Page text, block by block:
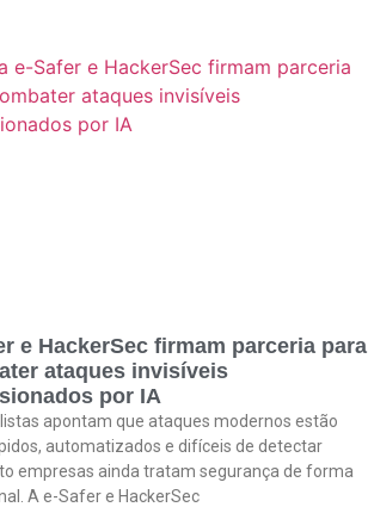
e HackerSec firmam parceria para
ataques invisíveis
por IA
apontam que ataques modernos estão
automatizados e difíceis de detectar
empresas ainda tratam segurança de forma
A e-Safer e HackerSec